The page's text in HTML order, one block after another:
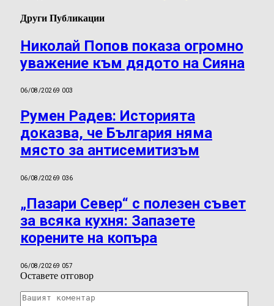
Други Публикации
Николай Попов показа огромно
уважение към дядото на Сияна
06/08/20269 003
Румен Радев: Историята
доказва, че България няма
място за антисемитизъм
06/08/20269 036
„Пазари Север“ с полезен съвет
за всяка кухня: Запазете
корените на копъра
06/08/20269 057
Оставете отговор